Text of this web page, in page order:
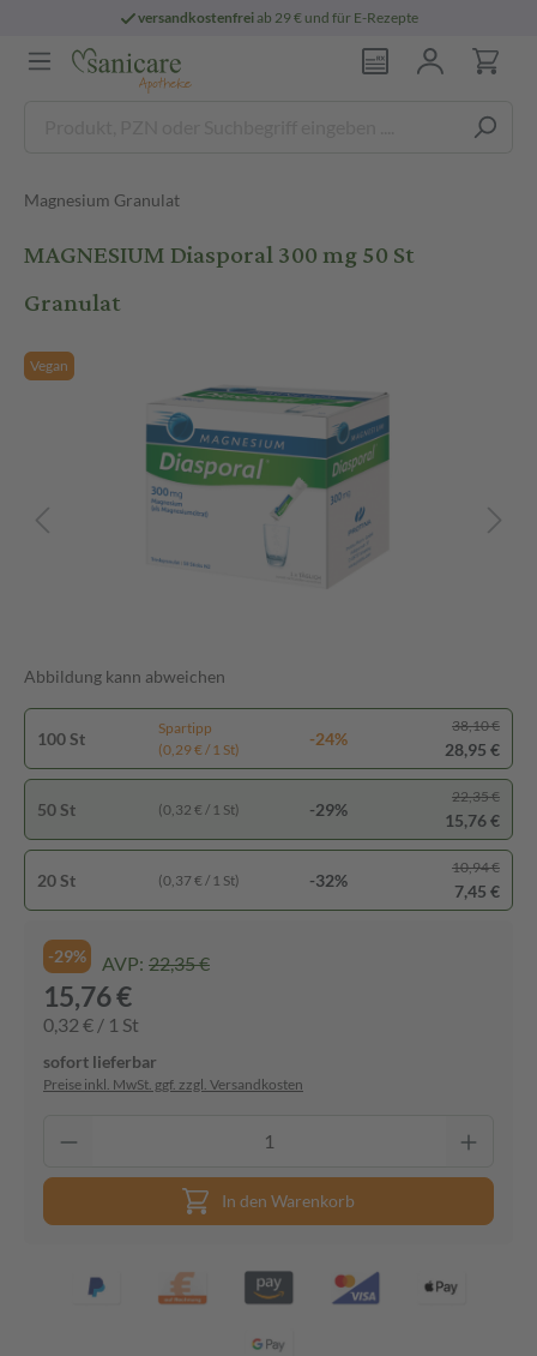
versandkostenfreiab 29 € und für E-Rezepte
Magnesium Granulat
MAGNESIUM Diasporal 300 mg 50 St
Granulat
Vegan
Abbildung kann abweichen
100 St
Spartipp
(0,29 € / 1 St)
-24%
38,10 €
28,95 €
50 St (0,32 € / 1 St) -29%
22,35 €
15,76 €
20 St (0,37 € / 1 St) -32%
10,94 €
7,45 €
-29% AVP: 22,35 €
15,76 €
0,32 € / 1 St
sofort lieferbar
Preise inkl. MwSt. ggf. zzgl. Versandkosten
In den Warenkorb